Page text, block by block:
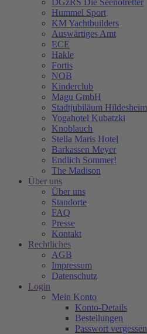
DGzRS Die Seenotretter
Hummel Sport
KM Yachtbuilders
Auswärtiges Amt
ECE
Hakle
Fortis
NOB
Kinderclub
Magu GmbH
Stadtjubiläum Hildesheim
Yogahotel Kubatzki
Knoblauch
Stella Maris Hotel
Barkassen Meyer
Endlich Sommer!
The Madison
Über uns
Über uns
Standorte
FAQ
Presse
Kontakt
Rechtliches
AGB
Impressum
Datenschutz
Login
Mein Konto
Konto-Details
Bestellungen
Passwort vergessen